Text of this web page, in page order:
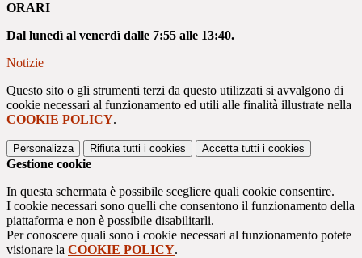
ORARI
Dal lunedì al venerdì dalle 7:55 alle 13:40.
Notizie
Questo sito o gli strumenti terzi da questo utilizzati si avvalgono di
cookie necessari al funzionamento ed utili alle finalità illustrate nella
COOKIE POLICY.
Personalizza Rifiuta tutti i cookies Accetta tutti i cookies
Gestione cookie
In questa schermata è possibile scegliere quali cookie consentire.
I cookie necessari sono quelli che consentono il funzionamento della
piattaforma e non è possibile disabilitarli.
Per conoscere quali sono i cookie necessari al funzionamento potete
visionare la COOKIE POLICY.